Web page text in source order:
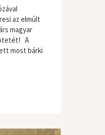
az elmúlt
magyar
A
most bárki